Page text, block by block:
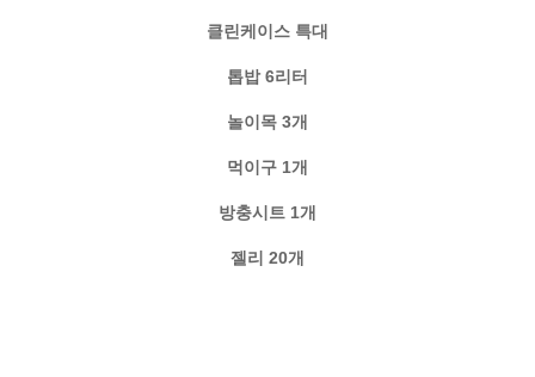
클린케이스 특대
톱밥 6리터
놀이목 3개
먹이구 1개
방충시트 1개
젤리 20개